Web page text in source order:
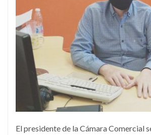
El presidente de la Cámara Comercial